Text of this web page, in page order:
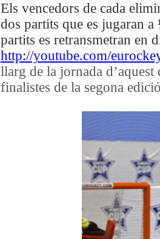
Els vencedors de cada
dos partits que es jugaran
partits es retransmetran en
http://youtube.com/
llarg de la jornada
finalistes de la segona